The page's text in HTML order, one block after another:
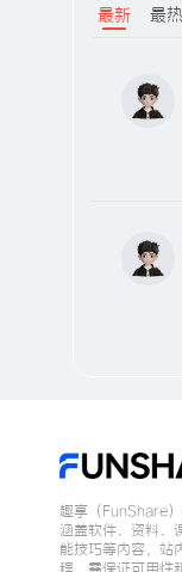
最新 最热
趣享（FunShare
涵盖软件、资料、
能技巧等内容，站
程，需保证可用性